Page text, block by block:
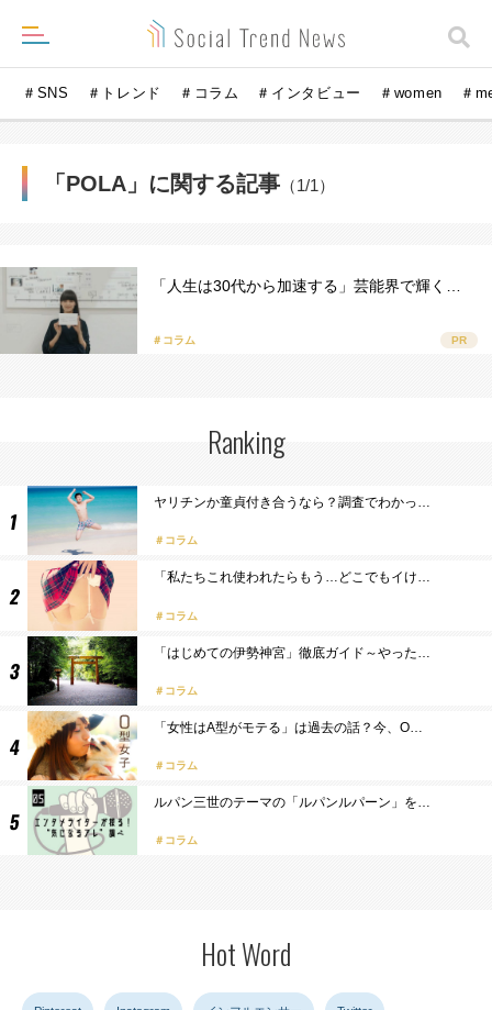
＃SNS ＃トレンド ＃コラム ＃インタビュー ＃women ＃
「POLA」に関する記事 （1/1）
「人生は30代から加速する」芸能界で輝く…
＃コラム PR
Ranking
ヤリチンか童貞付き合うなら？調査でわかっ…
コラム
「私たちこれ使われたらもう…どこでもイけ…
コラム
「はじめての伊勢神宮」徹底ガイド～やった…
コラム
「女性はA型がモテる」は過去の話？今、O…
コラム
ルパン三世のテーマの「ルパンルパーン」を…
コラム
Hot Word